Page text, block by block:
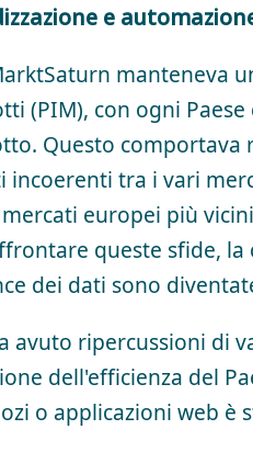
e
manteneva
(PIM), con ogni
Questo comportava
tra i vari
europei più
queste sfide, la
dei dati sono
avuto ripercussioni di
dell'efficienza del
o applicazioni web è